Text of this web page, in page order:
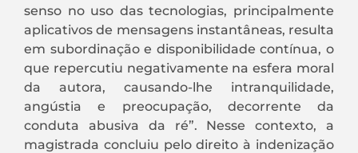
senso no uso das tecnologias, principalmente
aplicativos de mensagens instantâneas, resulta
em subordinação e disponibilidade contínua, o
que repercutiu negativamente na esfera moral
da autora, causando-lhe intranquilidade,
angústia e preocupação, decorrente da
conduta abusiva da ré”. Nesse contexto, a
magistrada concluiu pelo direito à indenização